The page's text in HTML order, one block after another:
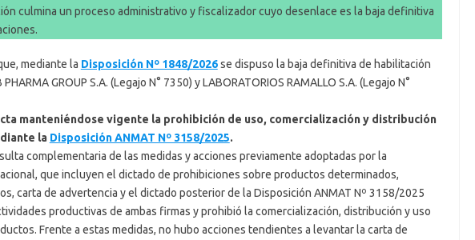
culmina un proceso administrativo y fiscalizador cuyo desenlace es la baja definitiva
mediante la Disposición Nº 1848/2026se dispuso la baja definitiva de habilitación
GROUP S.A. (Legajo N° 7350) y LABORATORIOS RAMALLO S.A. (Legajo N°
manteniéndose vigente la prohibición de uso, comercialización y distribución
la Disposición ANMAT Nº 3158/2025.
complementaria de las medidas y acciones previamente adoptadas por la
que incluyen el dictado de prohibiciones sobre productos determinados,
carta de advertencia y el dictado posterior de la Disposición ANMAT Nº 3158/2025
productivas de ambas firmas y prohibió la comercialización, distribución y uso
Frente a estas medidas, no hubo acciones tendientes a levantar la carta de